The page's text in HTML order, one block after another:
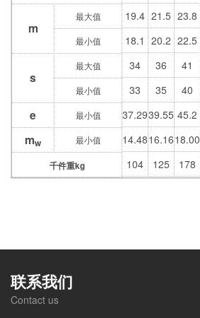
m
最大值
最小值
s
最大值
最小值
e 最小值
mw 最小值
千件重kg
19.4 21.5 23.8
18.1 20.2 22.5
34
36 41
33
35 40
37.2939.55 45.2
14.4816.1618.00
104
125 178
联系我们
Contact us